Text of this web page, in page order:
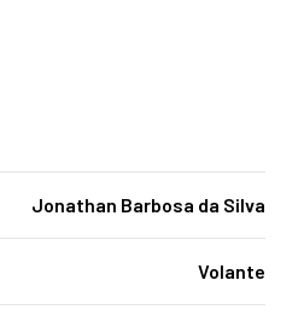
Jonathan Barbosa da Silva
Volante